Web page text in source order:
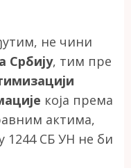
не чини
Србију, тим пре
која према
актима,
1244 СБ УН не би